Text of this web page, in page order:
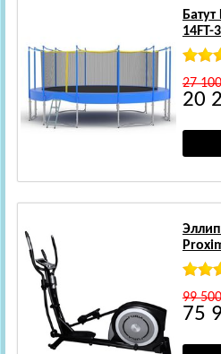
14FT-
27 100
20
99 500
75